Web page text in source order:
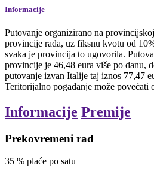
Informacije
Putovanje organizirano na
provincije rada, uz fiksnu kvotu od
svaka je provincija to ugovorila.
provincije je 46,48 eura više po danu,
putovanje izvan Italije taj iznos 77,47
Teritorijalno pogađanje može povećati
Informacije Premije
Prekovremeni rad
35 % plaće po satu